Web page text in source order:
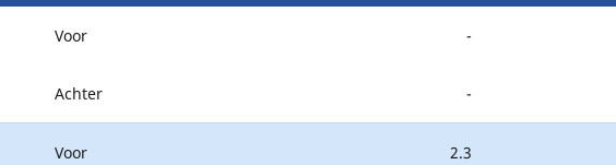
Voor -
Achter -
Voor 2.3